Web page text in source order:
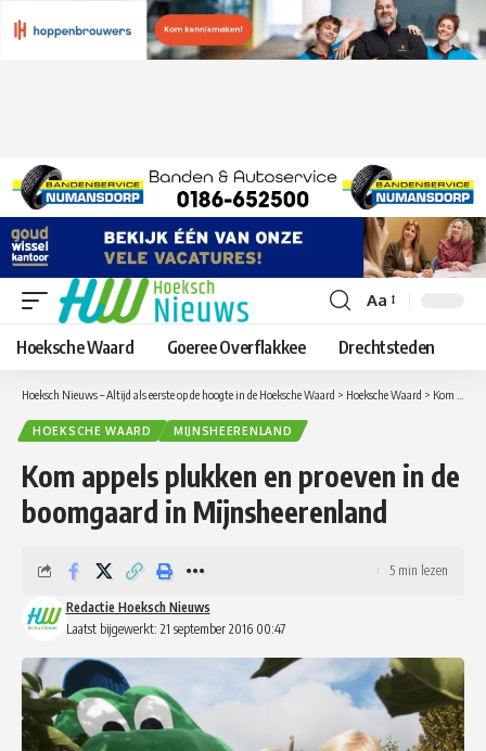
Lettergrootte
aanpassen
Aa
Hoeksche Waard Goeree Overflakkee Drechtsteden
Hoeksch Nieuws – Altijd als eerste op de hoogte in de Hoeksche Waard > Hoeksche Waard > Kom appels plukken en proeven in de boomgaard in Mijnsheerenland
HOEKSCHE WAARD MIJNSHEERENLAND
Kom appels plukken en proeven in de
boomgaard in Mijnsheerenland
Laatst bijgewerkt: 21 september 2016 00:47
Redactie Hoeksch Nieuws
5 min lezen